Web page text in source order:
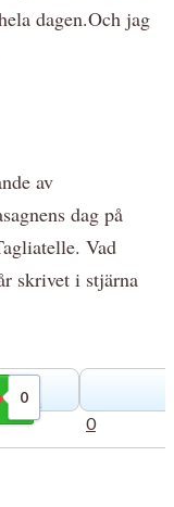
dagen.Och jag
av
dag på
Vad
skrivet i stjärna
0
Gilla
0